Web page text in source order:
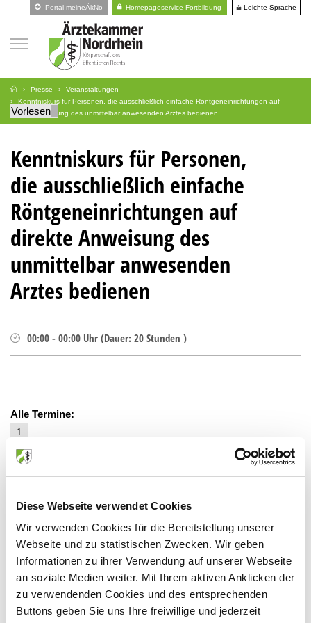
Diese Webseite verwendet Cookies
Wir verwenden Cookies für die Bereitstellung unserer
Webseite und zu statistischen Zwecken. Wir geben
Informationen zu ihrer Verwendung auf unserer Webseite
an soziale Medien weiter. Mit Ihrem aktiven Anklicken der
zu verwendenden Cookies und des entsprechenden
Buttons geben Sie uns Ihre freiwillige und jederzeit
Portal meineÄkNo Homepageservice Fortbildung Leichte Sprache
Presse
Veranstaltungen
Kenntniskurs für Personen, die ausschließlich einfache Röntgeneinrichtungen auf
direkte Anweisung des unmittelbar anwesenden Arztes bedienen
Vorlesen
Kenntniskurs für Personen,
die ausschließlich einfache
Röntgeneinrichtungen auf
direkte Anweisung des
unmittelbar anwesenden
Arztes bedienen
00:00 - 00:00 Uhr (Dauer: 20 Stunden )
Alle Termine:
1
Montag, 07.04.2014
09.04.2017
Kaiserswerther Diakonie
Alte Landstr. 104, 40489 Düsseldorf
2
Montag, 28.04.2014-Mittwoch,
30.04.2014
Veranstaltungsort:
Ausbildungszentrum f. operat. Fachberufe der